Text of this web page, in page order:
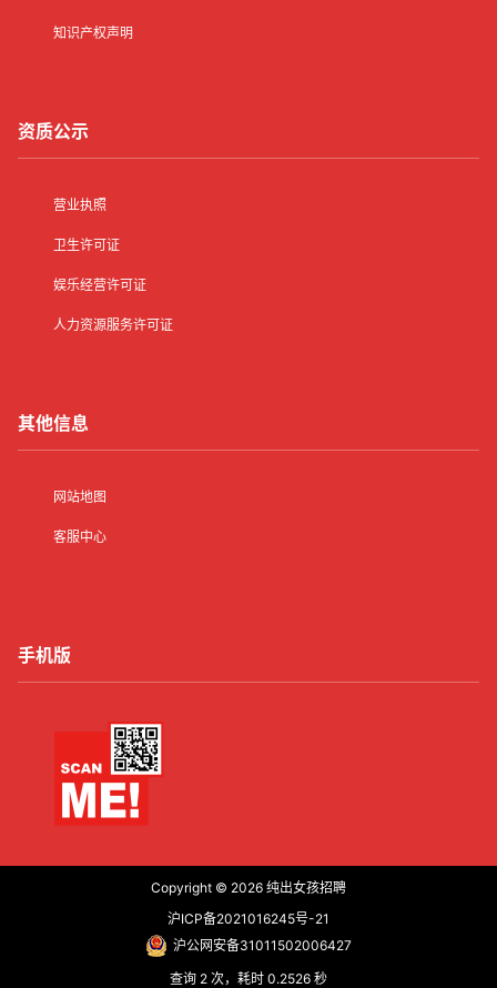
知识产权声明
资质公示
营业执照
卫生许可证
娱乐经营许可证
人力资源服务许可证
其他信息
网站地图
客服中心
手机版
Copyright © 2026 纯出女孩招聘
沪ICP备2021016245号-21
沪公网安备31011502006427
查询 2 次，耗时 0.2526 秒